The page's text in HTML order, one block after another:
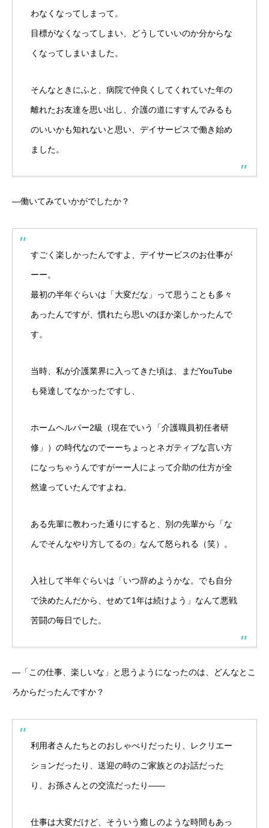
わなくなってしまって。
目標がなくなってしまい、どうしていいのか分からな
くなってしまいました。
そんなときにふと、病院で仲良くしてくれていた年の
離れたお友達を思い出し、介護の道にすすんでみるも
のいいかも知れないと思い、デイサービスで働き始め
ました。
―働いてみていかがでしたか？
すごく楽しかったんですよ、デイサービスのお仕事が
ーー。
最初の半年ぐらいは「大変だな」って思うことも多々
あったんですが、慣れたら思いのほか楽しかったんで
す。
当時、私が介護業界に入ってきた頃は、まだYouTube
も発達してなかったですし、
ホームヘルパー2級（現在でいう「介護職員初任者研
修」）の時代なのでーーちょっとネガティブな言い方
になっちゃうんですがーー人によって介助の仕方が全
然違っていたんですよね。
ある先輩に教わった通りにすると、別の先輩から「な
んでそんなやり方してるの」なんて怒られる（笑）。
入社して半年ぐらいは「いつ辞めようかな。でも自分
で決めたんだから、せめて1年は続けよう」なんて悪戦
苦闘の毎日でした。
―「この仕事、楽しいな」と思うようになったのは、どんなとこ
ろからだったんですか？
利用者さんたちとのおしゃべりだったり、レクリエー
ションだったり、送迎の時のご家族とのお話だった
り、お孫さんとの交流だったり――
仕事は大変だけど、そういう癒しのような時間もあっ